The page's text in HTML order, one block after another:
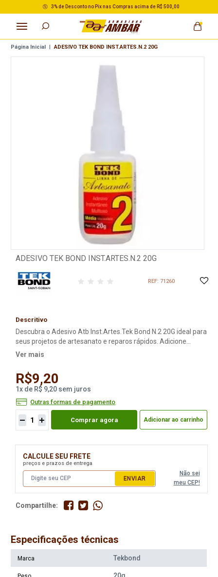
3% de Desconto no Pix nas Compras acima de R$ 500,00
Página Inicial | ADESIVO TEK BOND INST.ARTES.N.2 20G
ADESIVO TEK BOND INST.ARTES.N.2 20G
REF: 71260
Descritivo
Descubra o Adesivo Atb Inst.Artes.Tek Bond N.2 20G ideal para
seus projetos de artesanato e reparos rápidos. Adicione
eficiência e alta aderência ao seu trabalho com este adesivo
para o uso geral, tendo como característica uma colagem
rápida, firme e resistente. Chega até a colar madeiras pouco
porosas. Compre já!
Ver mais
R$9,20
1x de R$ 9,20 sem juros
Outras formas de pagamento
Comprar agora Adicionar ao carrinho
CALCULE SEU FRETE
preços e prazos de entrega
ENVIAR
Não sei
meu CEP!
Compartilhe:
Especificações técnicas
Marca Tekbond
20g